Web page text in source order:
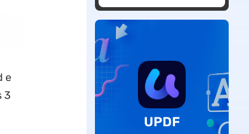
e
3
Especial
UPDF